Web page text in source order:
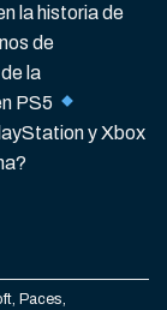
la historia de
de
la
PS5
y Xbox
, Paces,